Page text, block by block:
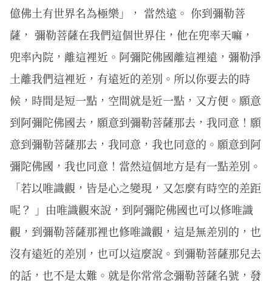
億佛土有世界名為極樂」， 當然遠。 你到彌勒菩
薩， 彌勒菩薩在我們這個世界住，他在兜率天嘛，
兜率內院，離這裡近。阿彌陀佛國離這裡遠，彌勒淨
土離我們這裡近，有遠近的差別。所以你要去的時
候，時間是短一點，空間就是近一點，又方便。願意
到阿彌陀佛國去，願意到彌勒菩薩那去，我同意！願
意到彌勒菩薩那去，我同意，我也同意的。願意到阿
彌陀佛國，我也同意！當然這個地方是有一點差別。
「若以唯識觀，皆是心之變現，又怎麼有時空的差距
呢？ 」由唯識觀來說，到阿彌陀佛國也可以修唯識
觀，到彌勒菩薩那裡也修唯識觀，這是無差別的，也
沒有遠近的差別，也可以這麼說。到彌勒菩薩那兒去
的話，也不是太難。就是你常常念彌勒菩薩名號，發